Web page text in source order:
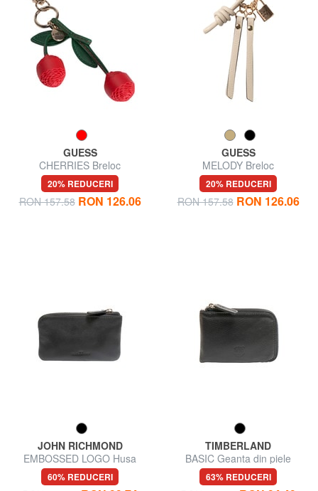
GUESS
CHERRIES Breloc
20% REDUCERI
RON 157.58 RON 126.06
GUESS
MELODY Breloc
20% REDUCERI
RON 157.58 RON 126.06
JOHN RICHMOND
EMBOSSED LOGO Husa
pentru chei din piele cu 2 inele
60% REDUCERI
TIMBERLAND
BASIC Geanta din piele
pentru chei cu fermoar
63% REDUCERI